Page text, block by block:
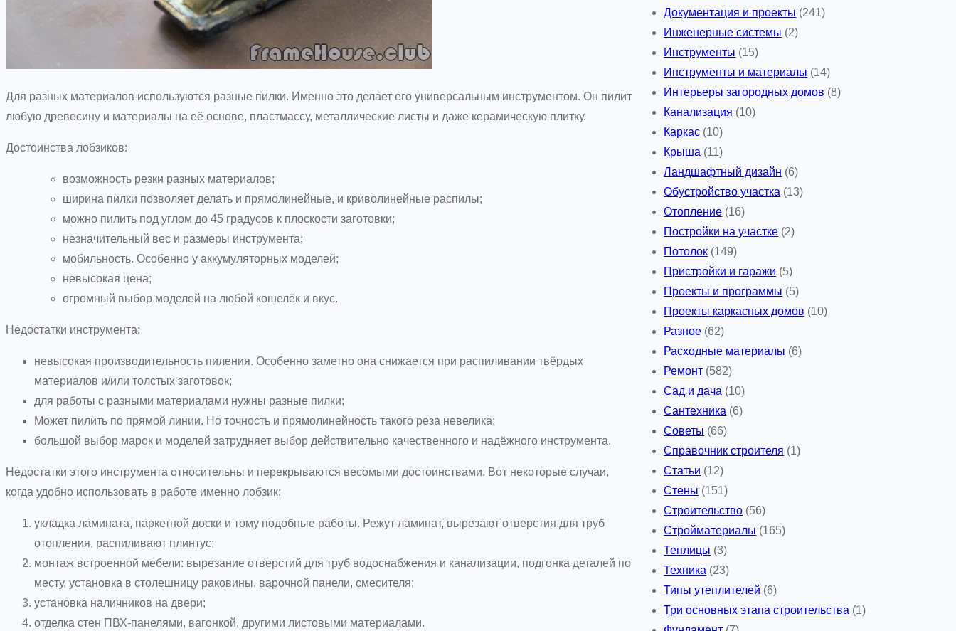
Для разных материалов используются разные пилки. Именно это делает его универсальным инструментом. Он пилит
любую древесину и материалы на её основе, пластмассу, металлические листы и даже керамическую плитку.
Достоинства лобзиков:
возможность резки разных материалов;
ширина пилки позволяет делать и прямолинейные, и криволинейные распилы;
можно пилить под углом до 45 градусов к плоскости заготовки;
незначительный вес и размеры инструмента;
мобильность. Особенно у аккумуляторных моделей;
невысокая цена;
огромный выбор моделей на любой кошелёк и вкус.
Недостатки инструмента:
невысокая производительность пиления. Особенно заметно она снижается при распиливании твёрдых
материалов и/или толстых заготовок;
для работы с разными материалами нужны разные пилки;
Может пилить по прямой линии. Но точность и прямолинейность такого реза невелика;
большой выбор марок и моделей затрудняет выбор действительно качественного и надёжного инструмента.
Недостатки этого инструмента относительны и перекрываются весомыми достоинствами. Вот некоторые случаи,
когда удобно использовать в работе именно лобзик:
укладка ламината, паркетной доски и тому подобные работы. Режут ламинат, вырезают отверстия для труб
отопления, распиливают плинтус;
монтаж встроенной мебели: вырезание отверстий для труб водоснабжения и канализации, подгонка деталей по
месту, установка в столешницу раковины, варочной панели, смесителя;
установка наличников на двери;
отделка стен ПВХ-панелями, вагонкой, другими листовыми материалами.
Документация и проекты (241)
Инженерные системы (2)
Инструменты (15)
Инструменты и материалы (14)
Интерьеры загородных домов (8)
Канализация (10)
Каркас (10)
Крыша (11)
Ландшафтный дизайн (6)
Обустройство участка (13)
Отопление (16)
Постройки на участке (2)
Потолок (149)
Пристройки и гаражи (5)
Проекты и программы (5)
Проекты каркасных домов (10)
Разное (62)
Расходные материалы (6)
Ремонт (582)
Сад и дача (10)
Сантехника (6)
Советы (66)
Справочник строителя (1)
Статьи (12)
Стены (151)
Строительство (56)
Стройматериалы (165)
Теплицы (3)
Техника (23)
Типы утеплителей (6)
Три основных этапа строительства (1)